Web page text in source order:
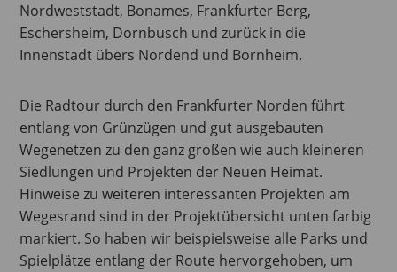
Nordweststadt, Bonames, Frankfurter Berg,
Eschersheim, Dornbusch und zurück in die
Innenstadt übers Nordend und Bornheim.
Die Radtour durch den Frankfurter Norden führt
entlang von Grünzügen und gut ausgebauten
Wegenetzen zu den ganz großen wie auch kleineren
Siedlungen und Projekten der Neuen Heimat.
Hinweise zu weiteren interessanten Projekten am
Wegesrand sind in der Projektübersicht unten farbig
markiert. So haben wir beispielsweise alle Parks und
Spielplätze entlang der Route hervorgehoben, um